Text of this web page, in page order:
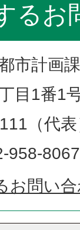
るお
市計画課
目1番1
（代
958-8067
お問い